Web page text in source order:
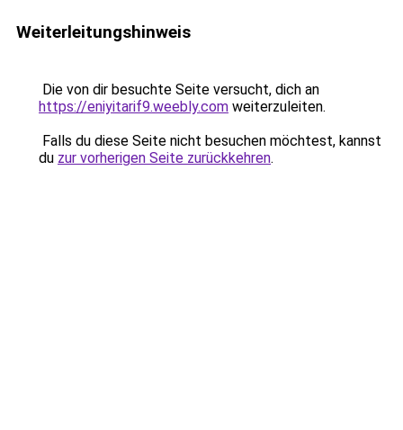
Weiterleitungshinweis
Die von dir besuchte Seite versucht, dich an
https://eniyitarif9.weebly.com weiterzuleiten.
Falls du diese Seite nicht besuchen möchtest, kannst
du zur vorherigen Seite zurückkehren.